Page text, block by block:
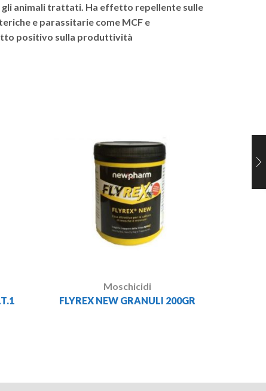
animali trattati. Ha effetto repellente sulle
e parassitarie come MCF e
positivo sulla produttività
Moschicidi
FLYREX NEW GRANULI 200GR